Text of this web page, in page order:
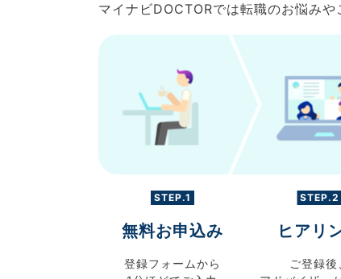
マイナビDOCTORでは転職のお悩み
STEP.1
無料お申込み
登録フォームから
STEP.2
ヒアリ
ご登録後